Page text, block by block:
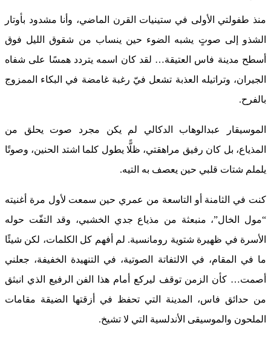
منذ طفولتي الأولى في ستينيات القرن الماضي، وأنا مشدود بأوتار
الشذو إلى صوتٍ يشبه الضوء حين ينساب من شقوق الليل فوق
أسطح مدينة فاس العتيقة… لقد كان اسمه يتردد همسًا على شفاه
الجيران، وتراتيله العذبة تشعل فيّ رغبة غامضة في البكاء الممزوج
بالفرح.
الموسيقار عبدالوهاب الدكالي لم يكن مجرد صوت يحلق من
المذياع، بل كان رفيق مراهقتي، ظلًّا يطول كلما اشتد الحنين، وصوتًا
يلملم شتات قلبي حين يعصف به التيه.
كنت في الثامنة أو التاسعة من عمري حين سمعت لأول مرة أغنيته
“مول الخال”، منبعثة من مذياع جدي الخشبي، وقد التفّت حوله
الأسرة في ظهيرة شتوية رومانسية. لم أفهم كل الكلمات، لكن شيئًا
ما في المقام، في الالتفاتة الصوتية، في التنهيدة الخفيفة، جعلني
أصمت… كأن الزمن توقف ليركع أمام هذا الفن الرفيع الذي انبثق
من حدائق فاس، المدينة التي تحفظ في أزقتها الضيقة مقامات
الملحون والموسيقى الأندلسية التي لا تشيخ.